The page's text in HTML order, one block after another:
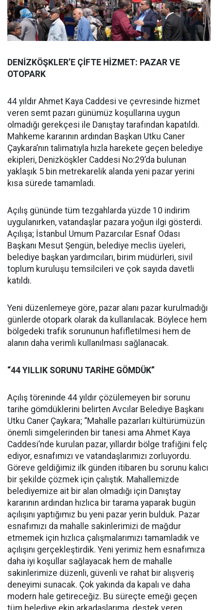
DENİZKÖŞKLER’E ÇİFTE HİZMET: PAZAR VE
OTOPARK
44 yıldır Ahmet Kaya Caddesi ve çevresinde hizmet
veren semt pazarı günümüz koşullarına uygun
olmadığı gerekçesi ile Danıştay tarafından kapatıldı.
Mahkeme kararının ardından Başkan Utku Caner
Çaykara’nın talimatıyla hızla harekete geçen belediye
ekipleri, Denizköşkler Caddesi No:29’da bulunan
yaklaşık 5 bin metrekarelik alanda yeni pazar yerini
kısa sürede tamamladı.
Açılış gününde tüm tezgahlarda yüzde 10 indirim
uygulanırken, vatandaşlar pazara yoğun ilgi gösterdi.
Açılışa; İstanbul Umum Pazarcılar Esnaf Odası
Başkanı Mesut Şengün, belediye meclis üyeleri,
belediye başkan yardımcıları, birim müdürleri, sivil
toplum kuruluşu temsilcileri ve çok sayıda davetli
katıldı.
Yeni düzenlemeye göre, pazar alanı pazar kurulmadığı
günlerde otopark olarak da kullanılacak. Böylece hem
bölgedeki trafik sorununun hafifletilmesi hem de
alanın daha verimli kullanılması sağlanacak.
“44 YILLIK SORUNU TARİHE GÖMDÜK”
Açılış töreninde 44 yıldır çözülemeyen bir sorunu
tarihe gömdüklerini belirten Avcılar Belediye Başkanı
Utku Caner Çaykara; “Mahalle pazarları kültürümüzün
önemli simgelerinden bir tanesi ama Ahmet Kaya
Caddesi’nde kurulan pazar, yıllardır bölge trafiğini felç
ediyor, esnafımızı ve vatandaşlarımızı zorluyordu.
Göreve geldiğimiz ilk günden itibaren bu sorunu kalıcı
bir şekilde çözmek için çalıştık. Mahallemizde
belediyemize ait bir alan olmadığı için Danıştay
kararının ardından hızlıca bir tarama yaparak bugün
açılışını yaptığımız bu yeni pazar yerin bulduk. Pazar
esnafımızı da mahalle sakinlerimizi de mağdur
etmemek için hızlıca çalışmalarımızı tamamladık ve
açılışını gerçekleştirdik. Yeni yerimiz hem esnafımıza
daha iyi koşullar sağlayacak hem de mahalle
sakinlerimize düzenli, güvenli ve rahat bir alışveriş
deneyimi sunacak. Çok yakında da kapalı ve daha
modern hale getireceğiz. Bu süreçte emeği geçen